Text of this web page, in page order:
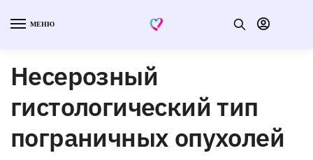
МЕНЮ
Несерозный
гистологический тип
пограничных опухолей